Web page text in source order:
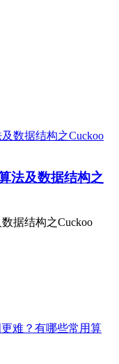
法及数据结构之
据结构之Cuckoo